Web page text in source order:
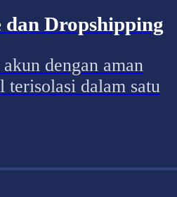
dan Dropshipping
dengan aman
dalam satu